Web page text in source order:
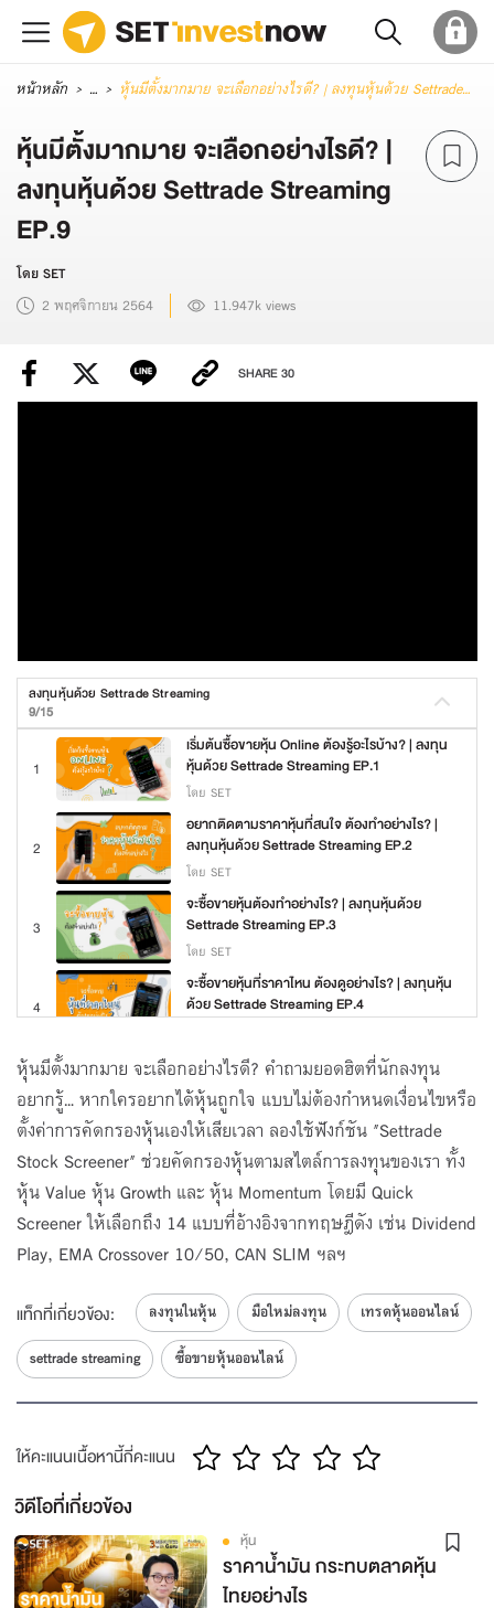
หน้าหลัก ... หุ้นมีตั้งมากมาย จะเลือกอย่างไรดี? | ลงทุนหุ้นด้วย Settrade Streaming EP.9
หุ้นมีตั้งมากมาย จะเลือกอย่างไรดี? |
ลงทุนหุ้นด้วย Settrade Streaming
EP.9
โดย SET
2 พฤศจิกายน 2564
11.947k views
SHARE30
ลงทุนหุ้นด้วย Settrade Streaming
9/15
1
เริ่มต้นซื้อขายหุ้น Online ต้องรู้อะไรบ้าง? | ลงทุน
หุ้นด้วย Settrade Streaming EP.1
โดย SET
2
อยากติดตามราคาหุ้นที่สนใจ ต้องทำอย่างไร? |
ลงทุนหุ้นด้วย Settrade Streaming EP.2
โดย SET
3
จะซื้อขายหุ้นต้องทำอย่างไร? | ลงทุนหุ้นด้วย
Settrade Streaming EP.3
โดย SET
4
จะซื้อขายหุ้นที่ราคาไหน ต้องดูอย่างไร? | ลงทุนหุ้น
ด้วย Settrade Streaming EP.4
คำสั่งซื้อขายหุ้นแต่ละประเภทต่างกันอย่างไร? |
ลงทุนหุ้นด้วย Settrade Streaming EP.5
โดย SET
6
กำไร/ขาดทุนของหุ้นในพอร์ต ต้องดูอย่างไร? |
ลงทุนหุ้นด้วย Settrade Streaming EP.6
โดย SET
อยาก DCA หุ้นด้วยตัวเองทำยังไงได้บ้าง? | ลงทุน
หุ้นด้วย Settrade Streaming EP.7
โดย SET
8
เลือกหุ้น DCA แบบไหน เข้าพอร์ตดี? | ลงทุนหุ้น
ด้วย Settrade Streaming EP.8
โดย SET
หุ้นมีตั้งมากมาย จะเลือกอย่างไรดี? | ลงทุนหุ้นด้วย
Settrade Streaming EP.9
อยาก Screen หุ้นด้วยตัวเอง ใช้เครื่องมืออะไรดี? |
ลงทุนหุ้นด้วย Settrade Streaming EP.10
11
อยากซื้อหุ้นให้ทัน ไม่ตกรถ ทำไงดี? | ลงทุนหุ้นด้วย
Settrade Streaming EP.11
โดย SET
หุ้นมีตั้งมากมาย จะเลือกอย่างไรดี? คำถามยอดฮิตที่นักลงทุน
อยากรู้... หากใครอยากได้หุ้นถูกใจ แบบไม่ต้องกำหนดเงื่อนไขหรือ
ตั้งค่าการคัดกรองหุ้นเองให้เสียเวลา ลองใช้ฟังก์ชัน "Settrade
Stock Screener" ช่วยคัดกรองหุ้นตามสไตล์การลงทุนของเรา ทั้ง
หุ้น Value หุ้น Growth และ หุ้น Momentum โดยมี Quick
Screener ให้เลือกถึง 14 แบบที่อ้างอิงจากทฤษฎีดัง เช่น Dividend
Play, EMA Crossover 10/50, CAN SLIM ฯลฯ
แท็กที่เกี่ยวข้อง: ลงทุนในหุ้น มือใหม่ลงทุน
เทรดหุ้นออนไลน์
settrade streaming
ซื้อขายหุ้นออนไลน์
ให้คะแนนเนื้อหานี้กี่คะแนน
วิดีโอที่เกี่ยวข้อง
หุ้น
ราคาน้ำมัน กระทบตลาดหุ้น
ไทยอย่างไร